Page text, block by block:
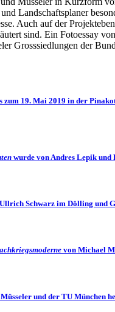
Landschaftsplaner
Auch auf der
sind. Ein Fotoessay
Grosssiedlungen der
zum 19. Mai 2019 in der
wurde von Andres Lepik und
Schwarz im Dölling und
von Michael
und der TU München